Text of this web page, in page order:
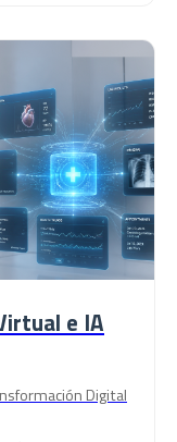
e IA
Digital